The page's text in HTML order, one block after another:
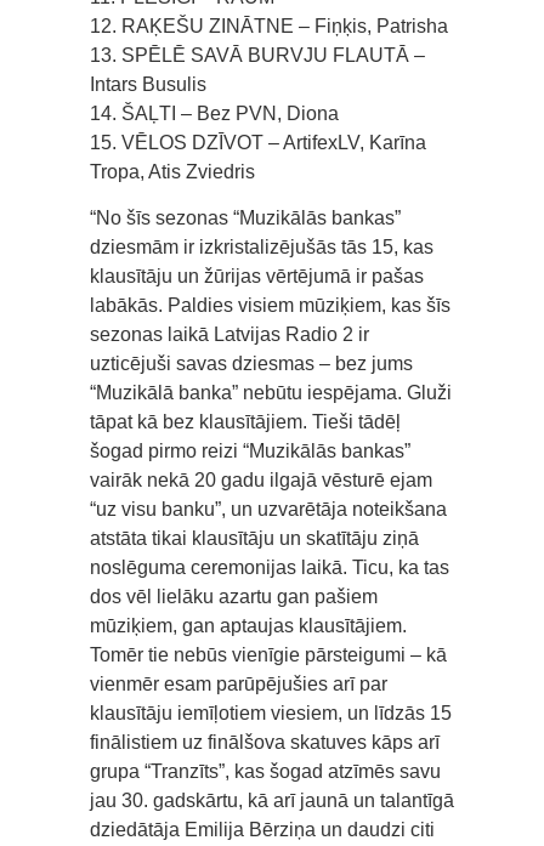
12. RAĶEŠU ZINĀTNE – Fiņķis, Patrisha
13. SPĒLĒ SAVĀ BURVJU FLAUTĀ –
Intars Busulis
14. ŠAĻTI – Bez PVN, Diona
15. VĒLOS DZĪVOT – ArtifexLV, Karīna
Tropa, Atis Zviedris
“No šīs sezonas “Muzikālās bankas”
dziesmām ir izkristalizējušās tās 15, kas
klausītāju un žūrijas vērtējumā ir pašas
labākās. Paldies visiem mūziķiem, kas šīs
sezonas laikā Latvijas Radio 2 ir
uzticējuši savas dziesmas – bez jums
“Muzikālā banka” nebūtu iespējama. Gluži
tāpat kā bez klausītājiem. Tieši tādēļ
šogad pirmo reizi “Muzikālās bankas”
vairāk nekā 20 gadu ilgajā vēsturē ejam
“uz visu banku”, un uzvarētāja noteikšana
atstāta tikai klausītāju un skatītāju ziņā
noslēguma ceremonijas laikā. Ticu, ka tas
dos vēl lielāku azartu gan pašiem
mūziķiem, gan aptaujas klausītājiem.
Tomēr tie nebūs vienīgie pārsteigumi – kā
vienmēr esam parūpējušies arī par
klausītāju iemīļotiem viesiem, un līdzās 15
finālistiem uz finālšova skatuves kāps arī
grupa “Tranzīts”, kas šogad atzīmēs savu
jau 30. gadskārtu, kā arī jaunā un talantīgā
dziedātāja Emilija Bērziņa un daudzi citi